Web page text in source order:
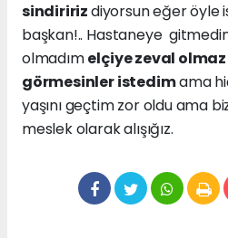
sindiririzdiyorsun eğer öyle
başkan!.. Hastaneye
olmadımelçiye zeval
görmesinler istedimama
yaşını geçtim zor oldu ama
meslek olarak alışığız.